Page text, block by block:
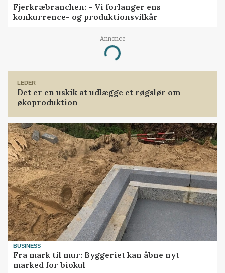
Fjerkræbranchen: - Vi forlanger ens
konkurrence- og produktionsvilkår
Annonce
Loading...
LEDER
Det er en uskik at udlægge et røgslør om
økoproduktion
BUSINESS
Fra mark til mur: Byggeriet kan åbne nyt
marked for biokul